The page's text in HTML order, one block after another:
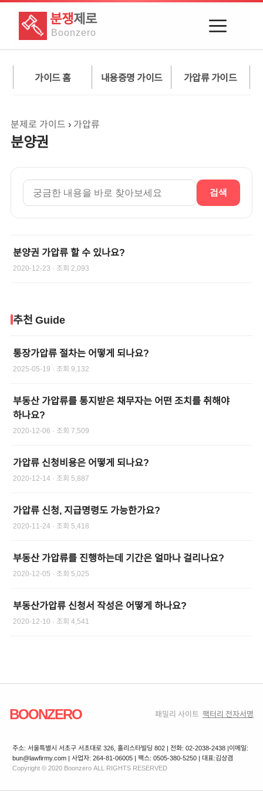
분쟁제로
Boonzero
가이드 홈 내용증명 가이드 가압류 가이드
분제로 가이드 › 가압류
분양권
검색
분양권 가압류 할 수 있나요?
2020-12-23 · 조회 2,093
추천 Guide
통장가압류 절차는 어떻게 되나요?
2025-05-19 · 조회 9,132
부동산 가압류를 통지받은 채무자는 어떤 조치를 취해야
하나요?
2020-12-06 · 조회 7,509
가압류 신청비용은 어떻게 되나요?
2020-12-14 · 조회 5,887
가압류 신청, 지급명령도 가능한가요?
2020-11-24 · 조회 5,418
부동산 가압류를 진행하는데 기간은 얼마나 걸리나요?
2020-12-05 · 조회 5,025
부동산가압류 신청서 작성은 어떻게 하나요?
2020-12-10 · 조회 4,541
BOONZERO 패밀리 사이트 팩터리 전자서명
주소: 서울특별시 서초구 서초대로 326, 홀리스타빌딩 802 | 전화: 02-2038-2438 |이메일:
bun@lawfirmy.com | 사업자: 264-81-06005 | 팩스: 0505-380-5250 | 대표:김상겸
Copyright © 2020 Boonzero ALL RIGHTS RESERVED